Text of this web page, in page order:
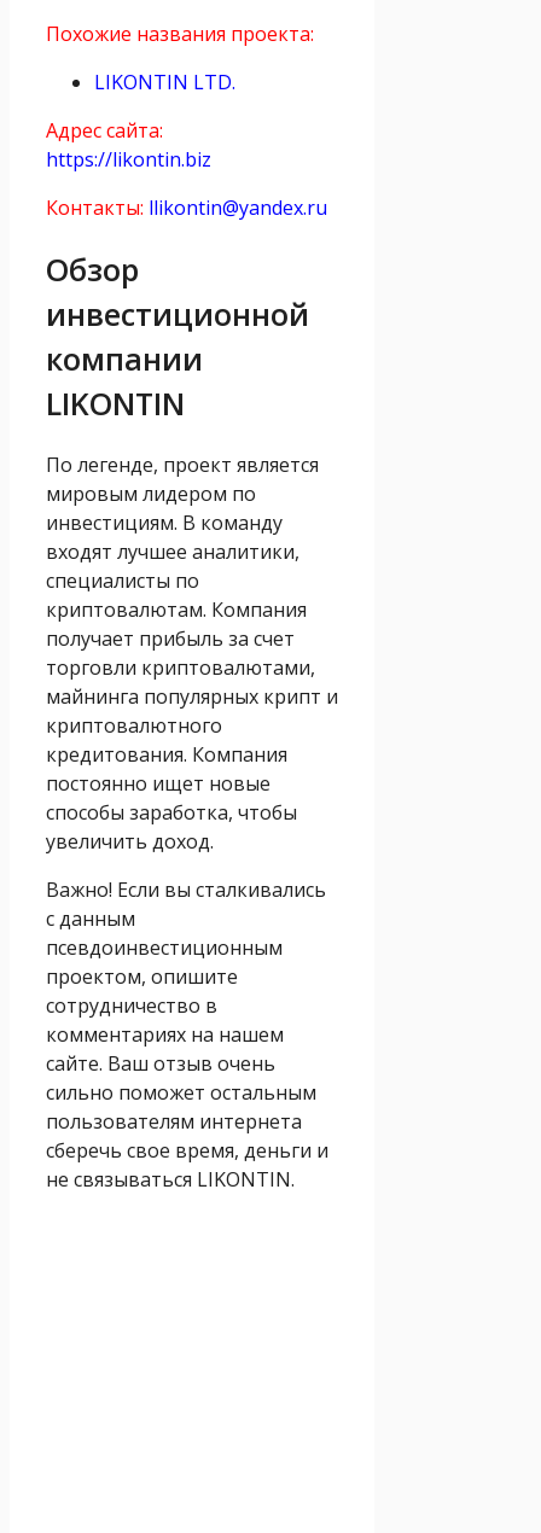
Похожие названия проекта:
LIKONTIN LTD.
Адрес сайта:
https://likontin.biz
Контакты: llikontin@yandex.ru
Обзор
инвестиционной
компании
LIKONTIN
По легенде, проект является
мировым лидером по
инвестициям. В команду
входят лучшее аналитики,
специалисты по
криптовалютам. Компания
получает прибыль за счет
торговли криптовалютами,
майнинга популярных крипт и
криптовалютного
кредитования. Компания
постоянно ищет новые
способы заработка, чтобы
увеличить доход.
Важно! Если вы сталкивались
с данным
псевдоинвестиционным
проектом, опишите
сотрудничество в
комментариях на нашем
сайте. Ваш отзыв очень
сильно поможет остальным
пользователям интернета
сберечь свое время, деньги и
не связываться LIKONTIN.